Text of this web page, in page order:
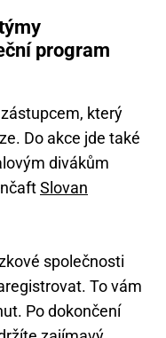
program
který
Do akce jde také
divákům
Slovan
společnosti
To vám
Po dokončení